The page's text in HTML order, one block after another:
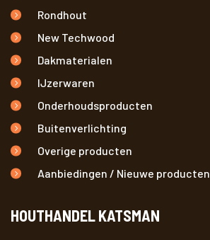
Rondhout
New Techwood
Dakmaterialen
IJzerwaren
Onderhoudsproducten
Buitenverlichting
Overige producten
Aanbiedingen / Nieuwe producten
HOUTHANDEL KATSMAN